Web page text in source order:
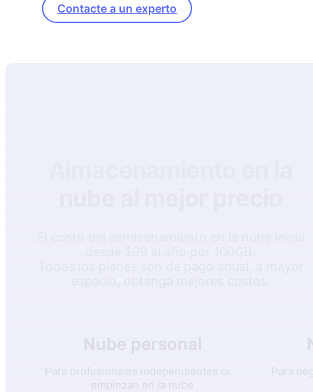
Contacte a un experto
Para profesionales independientes que
empiezan en la nube
Para